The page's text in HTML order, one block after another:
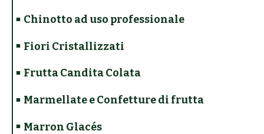
Chinotto ad uso professionale
Fiori Cristallizzati
Frutta Candita Colata
Marmellate e Confetture di frutta
Marron Glacés